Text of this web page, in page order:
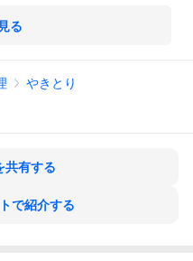
ムネ)串5本
！
肉 燻製 ハム ソーセージ お中
フト 鶏肉 むね肉 もも肉 プレ
る
やきとり
共有する
で紹介する